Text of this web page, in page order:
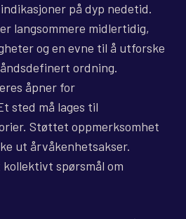
på dyp nedetid.
langsommere midlertidig,
og en evne til å utforske
ordning.
åpner for
sted må lages til
Støttet oppmerksomhet
ut årvåkenhetsakser.
spørsmål om